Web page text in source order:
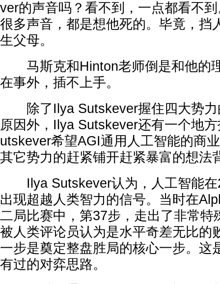
ver的声音吗？看不到，一点都看不
很多声音，都是想他死的。毕竟，挡
生父母。
马斯克和Hinton老师倒是和他的
在事外，插不上手。
除了Ilya Sutskever握住四大势力
原因外，Ilya Sutskever还有一个地
utskever希望AGI通用人工智能的商
其它势力的赶紧铺开赶紧暴富的想法
Ilya Sutskever认为，人工智能在
出现超越人类智力的信号。当时在
二局比赛中，第37步，走出了非常特
被人类评论员认为是水平奇差无比的
一步是奠定整盘胜局的核心一步。这
有过的对弈思路。